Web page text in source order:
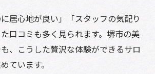
に居心地が良い」「スタッフの気配り
口コミも多く見られます。堺市の美
、こうした贅沢な体験ができるサロ
ています。